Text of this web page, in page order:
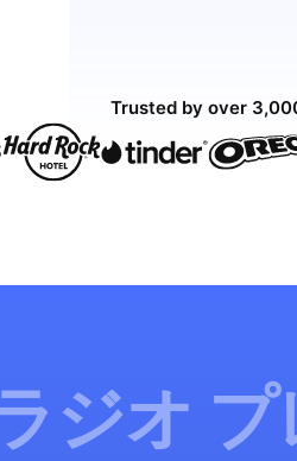
Trusted by over
ジオ